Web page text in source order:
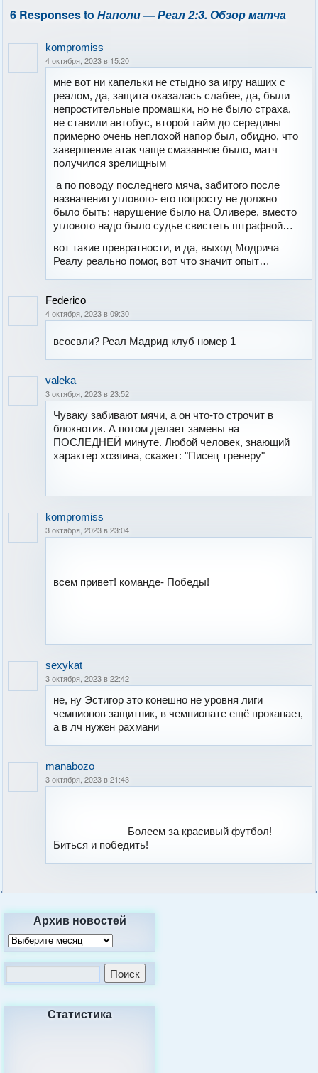
6 Responses toНаполи — Реал 2:3. Обзор матча
kompromiss
4 октября, 2023 в 15:20
мне вот ни капельки не стыдно за игру наших с
реалом, да, защита оказалась слабее, да, были
непростительные промашки, но не было страха,
не ставили автобус, второй тайм до середины
примерно очень неплохой напор был, обидно, что
завершение атак чаще смазанное было, матч
получился зрелищным
а по поводу последнего мяча, забитого после
назначения углового- его попросту не должно
было быть: нарушение было на Оливере, вместо
углового надо было судье свистеть штрафной…
вот такие превратности, и да, выход Модрича
Реалу реально помог, вот что значит опыт…
Federico
4 октября, 2023 в 09:30
всосвли? Реал Мадрид клуб номер 1
valeka
3 октября, 2023 в 23:52
Чуваку забивают мячи, а он что-то строчит в
блокнотик. А потом делает замены на
ПОСЛЕДНЕЙ минуте. Любой человек, знающий
характер хозяина, скажет: "Писец тренеру"
kompromiss
3 октября, 2023 в 23:04
всем привет! команде- Победы!
sexykat
3 октября, 2023 в 22:42
не, ну Эстигор это конешно не уровня лиги
чемпионов защитник, в чемпионате ещё проканает,
а в лч нужен рахмани
manabozo
3 октября, 2023 в 21:43
Болеем за красивый футбол!
Биться и победить!
Архив новостей
Статистика